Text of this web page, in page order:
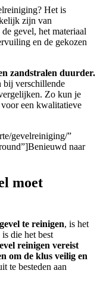
Het is
zijn van
gevel, het materiaal
en de gekozen
zandstralen duurder.
bij verschillende
Zo kun je
een kwalitatieve
gevelreiniging/”
naar
moet
gevel te reinigen, is het
die het best
reinigen vereist
om de klus veilig en
te besteden aan